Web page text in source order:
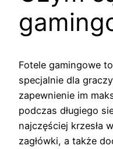
Fotele gamingowe
specjalnie dla
zapewnienie im
podczas długiego
najczęściej krzesła
zagłówki, a także